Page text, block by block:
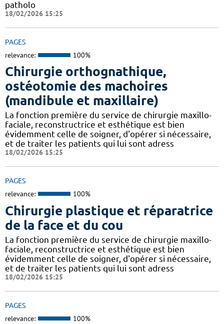
patholo
18/02/2026 15:25
PAGES
relevance: 100%
Chirurgie orthognathique,
ostéotomie des machoires
(mandibule et maxillaire)
La fonction première du service de chirurgie maxillo-
faciale, reconstructrice et esthétique est bien
évidemment celle de soigner, d'opérer si nécessaire,
et de traiter les patients qui lui sont adress
18/02/2026 15:25
PAGES
relevance: 100%
Chirurgie plastique et réparatrice
de la face et du cou
La fonction première du service de chirurgie maxillo-
faciale, reconstructrice et esthétique est bien
évidemment celle de soigner, d'opérer si nécessaire,
et de traiter les patients qui lui sont adress
18/02/2026 15:25
PAGES
relevance: 100%